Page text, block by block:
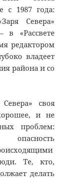
с 1987 года:
Севера»
в «Рассвете
редактором
владеет
района и со
своя
и не
проблем:
Те, кто,
делать